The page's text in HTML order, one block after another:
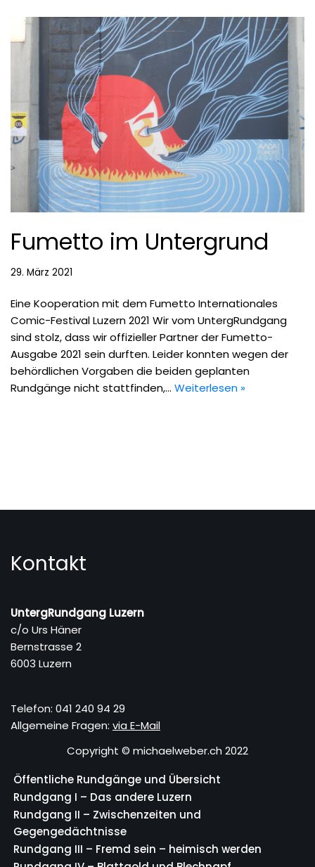
Fumetto im Untergrund
29. März 2021
Eine Kooperation mit dem Fumetto Internationales
Comic-Festival Luzern 2021 Wir vom UntergRundgang
sind stolz, dass wir offizieller Partner der Fumetto-
Ausgabe 2021 sein durften. Leider konnten wegen der
behördlichen Vorgaben die beiden geplanten
Rundgänge nicht stattfinden,… Weiterlesen »
Kontakt
UntergRundgang Luzern
c/o Urs Häner
Bernstrasse 2
6003 Luzern
Telefon: 041 240 94 29
Allgemeine Fragen: via E-Mail
Copyright © michaelweber.ch 2022
Öffentliche Rundgänge und Übersicht
Rundgang I – Das andere Luzern
Rundgang II – Zwischenzeiten und
Gegengedächtnisse
Rundgang III – Fremd sein – heimisch werden